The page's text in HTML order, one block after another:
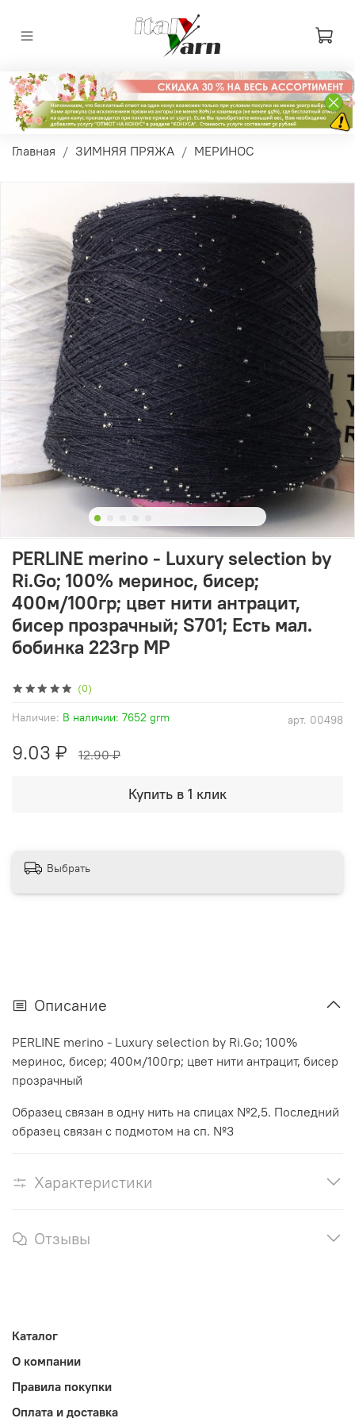
Главная ЗИМНЯЯ ПРЯЖА МЕРИНОС
(0)
арт. 00498
Наличие: В наличии: 7652 grm
PERLINE merino - Luxury selection by
Ri.Go; 100% меринос, бисер;
400м/100гр; цвет нити антрацит,
бисер прозрачный; S701; Есть мал.
бобинка 223гр MP
9.03 ₽ 12.90 ₽
Купить в 1 клик
Выбрать
Описание
PERLINE merino - Luxury selection by Ri.Go; 100%
меринос, бисер; 400м/100гр; цвет нити антрацит, бисер
прозрачный
Образец связан в одну нить на спицах №2,5. Последний
образец связан с подмотом на сп. №3
Характеристики
Отзывы
Каталог
О компании
Правила покупки
Оплата и доставка